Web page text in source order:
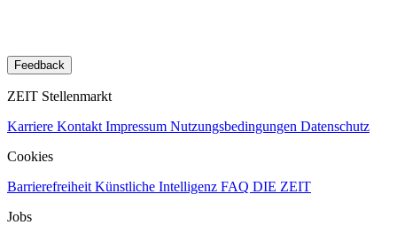
Feedback
ZEIT Stellenmarkt
Karriere Kontakt Impressum Nutzungsbedingungen Datenschutz
Cookies
Barrierefreiheit Künstliche Intelligenz FAQ DIE ZEIT
Jobs